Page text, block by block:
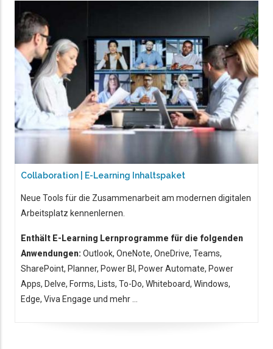
Collaboration | E-Learning Inhaltspaket
Neue Tools für die Zusammenarbeit am modernen digitalen
Arbeitsplatz kennenlernen.
Enthält E-Learning Lernprogramme für die folgenden
Anwendungen: Outlook, OneNote, OneDrive, Teams,
SharePoint, Planner, Power BI, Power Automate, Power
Apps, Delve, Forms, Lists, To-Do, Whiteboard, Windows,
Edge, Viva Engage und mehr ...